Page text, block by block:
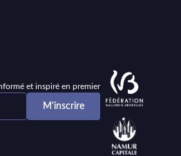
et inspiré en premier